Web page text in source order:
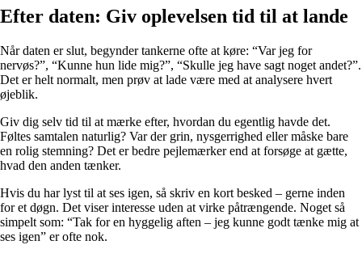
Efter daten: Giv oplevelsen tid til at lande
Når daten er slut, begynder tankerne ofte at køre: “Var jeg for
nervøs?”, “Kunne hun lide mig?”, “Skulle jeg have sagt noget andet?”.
Det er helt normalt, men prøv at lade være med at analysere hvert
øjeblik.
Giv dig selv tid til at mærke efter, hvordan du egentlig havde det.
Føltes samtalen naturlig? Var der grin, nysgerrighed eller måske bare
en rolig stemning? Det er bedre pejlemærker end at forsøge at gætte,
hvad den anden tænker.
Hvis du har lyst til at ses igen, så skriv en kort besked – gerne inden
for et døgn. Det viser interesse uden at virke påtrængende. Noget så
simpelt som: “Tak for en hyggelig aften – jeg kunne godt tænke mig at
ses igen” er ofte nok.